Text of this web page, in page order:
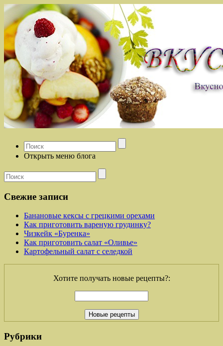
Открыть меню блога
Свежие записи
Банановые кексы с грецкими орехами
Как приготовить вареную грудинку?
Чизкейк «Буренка»
Как приготовить салат «Оливье»
Картофельный салат с селедкой
Хотите получать новые рецепты?:
Рубрики